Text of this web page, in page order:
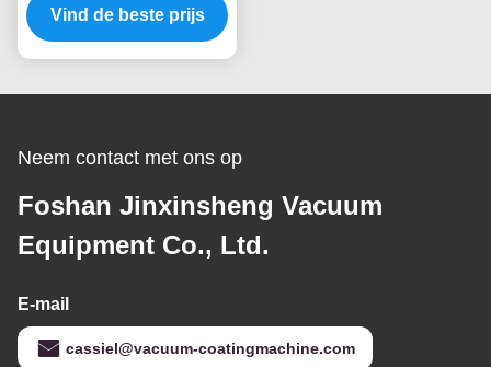
staal Gouden PVD de
Vacuümdeklaagmachine
Vind de beste prijs
Neem contact met ons op
Foshan Jinxinsheng Vacuum
Equipment Co., Ltd.
E-mail
cassiel@vacuum-coatingmachine.com